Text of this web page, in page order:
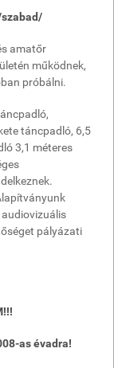
amatőr
működnek,
próbálni.
táncpadló, 6,5
3,1 méteres
audiovizuális
pályázati
as évadra!